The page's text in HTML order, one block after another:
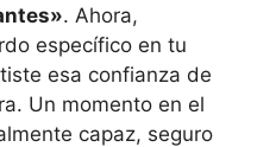
. Ahora,
específico en tu
esa confianza de
Un momento en el
capaz, seguro